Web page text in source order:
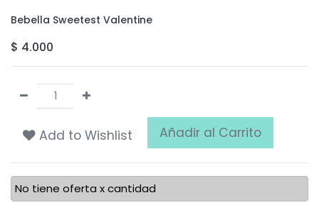
Bebella Sweetest Valentine
$ 4.000
Add to Wishlist Añadir al Carrito
No tiene oferta x cantidad